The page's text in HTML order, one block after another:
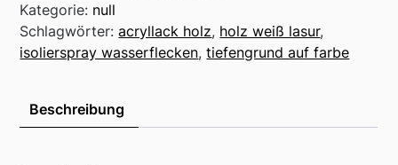
Kategorie: null
Schlagwörter:acryllack holz, holz weiß lasur,
isolierspray wasserflecken,tiefengrund auf farbe
Beschreibung